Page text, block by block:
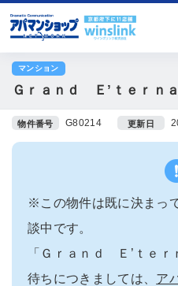
マンション
Ｇｒａｎｄ Ｅ’ｔｅｒｎ
物件番号 G80214 更新日
※この物件は既に決まっ
談中です。
「Ｇｒａｎｄ Ｅ’ｔｅ
待ちにつきましては、 ア